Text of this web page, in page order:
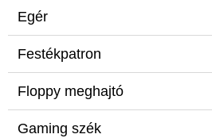
Egér
Festékpatron
Floppy meghajtó
Gaming szék